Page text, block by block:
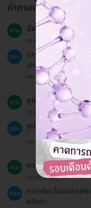
คำถามพบบ่อย
ถาม มีความเสี่ยงหรือผลข้า
06 ก.พ. 2023
ตอบ
อาจมีผลข้างเคียงเช่
เองภายใน 1-2 วัน
ตอบโดยทีมงาน HD
ถาม คูปองมีอายุเท่าไหร่?
19 ธ.ค. 2024
ตอบ คูปองจะมีอายุ 60 วันนั
ตอบโดยทีมงาน HD
ถาม ควรหลีกเลี่ยงการใช้
19 ธ.ค. 2024
ตอบ
ควรหลีกเลี่ยงผลิตภัณ
หลังทำ